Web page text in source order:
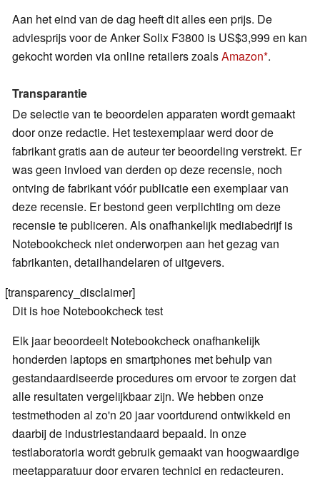
Aan het eind van de dag heeft dit alles een prijs. De
adviesprijs voor de Anker Solix F3800 is US$3,999 en kan
gekocht worden via online retailers zoalsAmazon .
Transparantie
De selectie van te beoordelen apparaten wordt gemaakt
door onze redactie. Het testexemplaar werd door de
fabrikant gratis aan de auteur ter beoordeling verstrekt. Er
was geen invloed van derden op deze recensie, noch
ontving de fabrikant vóór publicatie een exemplaar van
deze recensie. Er bestond geen verplichting om deze
recensie te publiceren. Als onafhankelijk mediabedrijf is
Notebookcheck niet onderworpen aan het gezag van
fabrikanten, detailhandelaren of uitgevers.
[transparency_disclaimer]
Dit is hoe Notebookcheck test
Elk jaar beoordeelt Notebookcheck onafhankelijk
honderden laptops en smartphones met behulp van
gestandaardiseerde procedures om ervoor te zorgen dat
alle resultaten vergelijkbaar zijn. We hebben onze
testmethoden al zo'n 20 jaar voortdurend ontwikkeld en
daarbij de industriestandaard bepaald. In onze
testlaboratoria wordt gebruik gemaakt van hoogwaardige
meetapparatuur door ervaren technici en redacteuren.